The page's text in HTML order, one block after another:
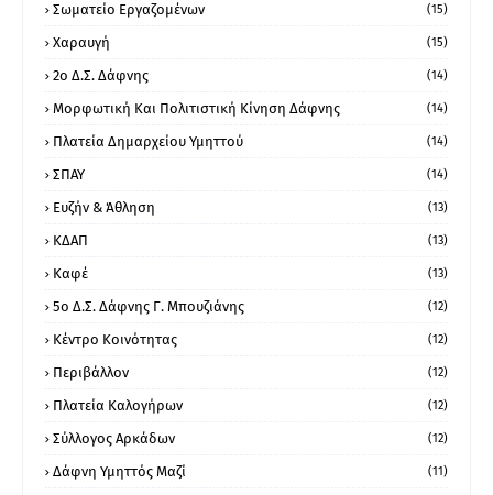
Σωματείο Εργαζομένων (15)
Χαραυγή (15)
2ο Δ.Σ. Δάφνης (14)
Μορφωτική Και Πολιτιστική Κίνηση Δάφνης (14)
Πλατεία Δημαρχείου Υμηττού (14)
ΣΠΑΥ (14)
Ευζήν & Άθληση (13)
ΚΔΑΠ (13)
Καφέ (13)
5ο Δ.Σ. Δάφνης Γ. Μπουζιάνης (12)
Κέντρο Κοινότητας (12)
Περιβάλλον (12)
Πλατεία Καλογήρων (12)
Σύλλογος Αρκάδων (12)
Δάφνη Υμηττός Μαζί (11)